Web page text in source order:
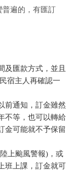
普遍的，有匯訂
及匯款方式，並且
宿主人再確認一
前通知，訂金雖然
不等，也可以轉給
金可能就不予保留
上颱風警報)，或
班上課，訂金就可